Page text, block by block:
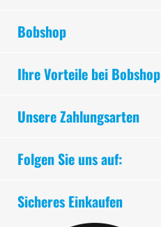
Bobshop
Ihre Vorteile bei Bobshop
Unsere Zahlungsarten
Folgen Sie uns auf:
Sicheres Einkaufen